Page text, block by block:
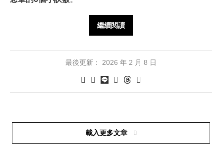
繼續閱讀
最後更新： 2026 年 2 月 8 日
載入更多文章